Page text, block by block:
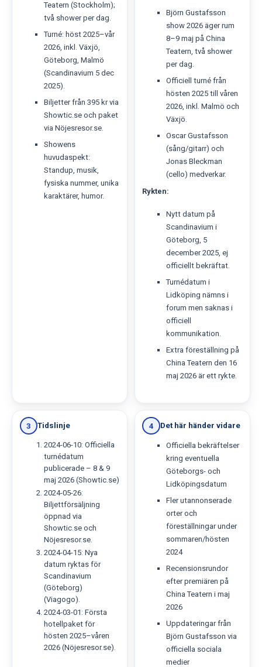
Teatern (Stockholm);
två shower per dag.
Turné: höst 2025–vår
2026, inkl. Växjö,
Göteborg, Malmö
(Scandinavium 5 dec
2025).
Biljetter från 395 kr via
Showtic.se och paket
via Nöjesresor.se.
Showens
huvudaspekt:
Standup, musik,
fysiska nummer, unika
karaktärer, humor.
Björn Gustafsson
show 2026 äger rum
8–9 maj på China
Teatern, två shower
per dag.
Officiell turné från
hösten 2025 till våren
2026, inkl. Malmö och
Växjö.
Oscar Gustafsson
(sång/gitarr) och
Jonas Bleckman
(cello) medverkar.
Rykten:
Nytt datum på
Scandinavium i
Göteborg, 5
december 2025, ej
officiellt bekräftat.
Turnédatum i
Lidköping nämns i
forum men saknas i
officiell
kommunikation.
Extra föreställning på
China Teatern den 16
maj 2026 är ett rykte.
3 Tidslinje
2024-06-10: Officiella
turnédatum
publicerade – 8 & 9
maj 2026 (Showtic.se)
2024-05-26:
Biljettförsäljning
öppnad via
Showtic.se och
Nöjesresor.se.
2024-04-15: Nya
datum ryktas för
Scandinavium
(Göteborg)
(Viagogo).
2024-03-01: Första
hotellpaket för
hösten 2025–våren
2026 (Nöjesresor.se).
4 Det här händer vidare
Officiella bekräftelser
kring eventuella
Göteborgs- och
Lidköpingsdatum
Fler utannonserade
orter och
föreställningar under
sommaren/hösten
2024
Recensionsrundor
efter premiären på
China Teatern i maj
2026
Uppdateringar från
Björn Gustafsson via
officiella sociala
medier